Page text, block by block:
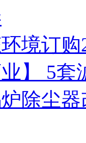
境订
业】 5
除尘